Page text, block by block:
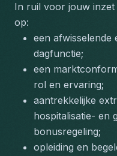
In ruil voor jouw
op:
een afwisselende
dagfunctie;
een
rol en ervaring;
aantrekkelijke
hospitalisatie- en
bonusregeling;
opleiding en